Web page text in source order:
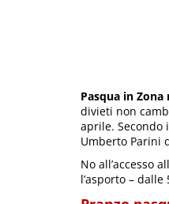
Pasqua in
divieti non
aprile. Secondo
Umberto Parini
No all’accesso
l’asporto –